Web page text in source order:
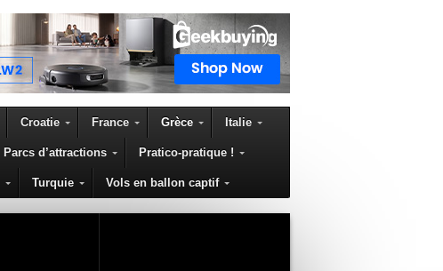
Croatie France Grèce Italie
Parcs d’attractions Pratico-pratique !
Turquie Vols en ballon captif